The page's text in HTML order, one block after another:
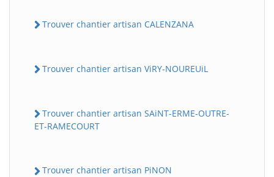
Trouver chantier artisan CALENZANA
Trouver chantier artisan ViRY-NOUREUiL
Trouver chantier artisan SAiNT-ERME-OUTRE-
ET-RAMECOURT
Trouver chantier artisan PiNON